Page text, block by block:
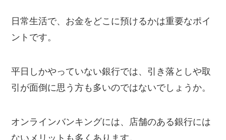
日常生活で、お金をどこに預けるかは重要なポイ
ントです。
平日しかやっていない銀行では、引き落としや取
引が面倒に思う方も多いのではないでしょうか。
オンラインバンキングには、店舗のある銀行には
ないメリットも多くあります。